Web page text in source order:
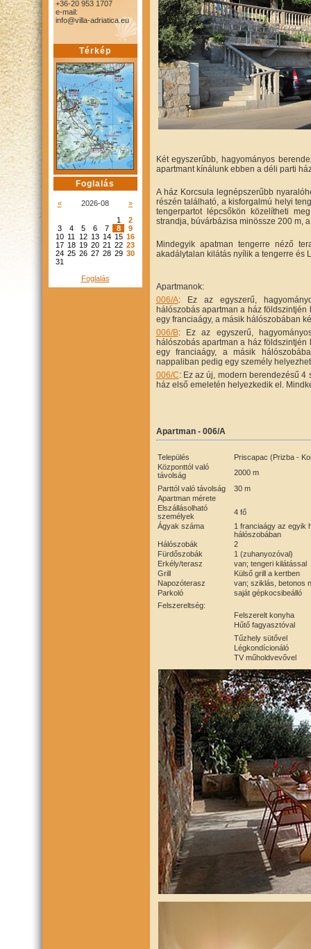
+36-20 953 1707
e-mail:
info@villa-adriatica.eu
Térkép
Foglalás
« 2026-08
»
1
2
3
4 5 6 7 8
9
10 11 12 13 14 15 16
17 18 19 20 21 22 23
24 25 26 27 28 29 30
31
Foglalás
Két egyszerűbb, hagyományos
apartmant kínálunk ebben a déli parti
A ház Korcsula legnépszerűbb
részén található, a kisforgalmú helyi
tengerpartot lépcsőkön közelítheti
strandja, búvárbázisa minössze 200 m,
Mindegyik apatman tengerre néző
akadálytalan kilátás nyílik a tengerre és
Apartmanok:
006/A: Ez az egyszerű,
hálószobás apartman a ház
egy franciaágy, a másik hálószobában
006/B: Ez az egyszerű,
hálószobás apartman a ház
egy franciaágy, a másik
nappaliban pedig egy személy
006/C: Ez az új, modern berendezésű
ház első emeletén helyezkedik el.
Apartman - 006/A
Település
Priscapac (Prizba -
Központtól való
távolság
2000 m
Parttól való távolság
30 m
Apartman mérete
Elszállásolható
személyek
4 fő
Ágyak száma
1 franciaágy az egyik
hálószobában
Hálószobák
2
Fürdőszobák
1 (zuhanyozóval)
Erkély/terasz
van; tengeri kilátással
Grill
Külső grill a kertben
Napozóterasz
van; sziklás, betonos
Parkoló
saját gépkocsibeálló
Felszereltség:
Felszerelt konyha
Hűtő fagyasztóval
Tűzhely sütővel
Légkondícionáló
TV műholdvevővel